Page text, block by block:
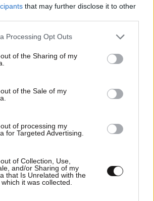
that may further disclose it to other
website/app uses one or more Google
visit or usage behaviour. You may click to
to Google and its third-party tags to
specified purposes in below Google
Processing Opt Outs
of the Sharing of my
of the Sale of my
of processing my
for Targeted Advertising.
of Collection, Use,
and/or Sharing of my
that Is Unrelated with the
it was collected.